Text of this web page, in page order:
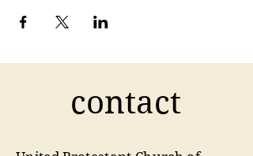
contact